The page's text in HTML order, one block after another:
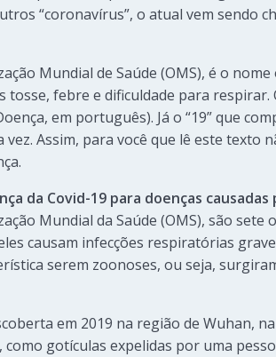
“coronavírus”, o atual vem sendo
Mundial de Saúde (OMS), é o
febre e dificuldade para respirar.
em português). Já o “19” que
Assim, para você que lê este texto
da Covid-19 para doenças
Mundial da Saúde (OMS), são
causam infecções respiratórias
serem zoonoses, ou seja,
em 2019 na região de Wuhan,
gotículas expelidas por uma